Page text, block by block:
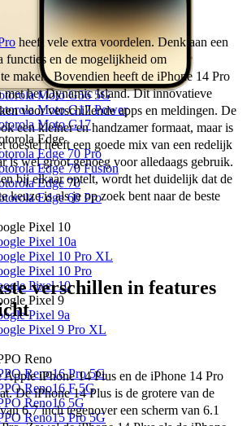
Moto G
Moto G87 5G
Moto G86 5G
Moto G77
Moto G67
Moto G56 5G
Moto G17 Power
Moto G17
Edge
Edge 70 Pro
Edge 70 Fusion
Edge 70
Edge 60 Pro
Pixel 10
Pixel 10a
Pixel 10 Pro XL
Pixel 10 Pro
Pixel 10
Pixel 9
Pixel 9a
Pixel 9 Pro XL
Reno
Reno16 Pro 5G
Reno16 F 5G
Reno16 5G
Reno15 Pro 5G
heeft vele extra voordelen. Denk aan een
functies en de mogelijkheid om
maken. Bovendien heeft de iPhone 14 Pro
met het Dynamic Island. Dit innovatieve
voor verschillende apps en meldingen. De
een kleiner en handzamer formaat, maar is
toestel heeft een goede mix van een redelijk
is wel groot genoeg voor alledaags gebruik.
bij elkaar optelt, wordt het duidelijk dat de
keuze is als je op zoek bent naar de beste
verschillen in features
iPhone 14 Plus en de iPhone 14 Pro
De iPhone 14 Plus is de grotere van de
6.7 inch tegenover een scherm van 6.1